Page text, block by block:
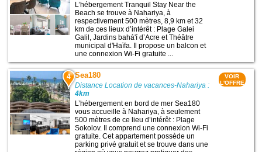
L’hébergement Tranquil Stay Near the
Beach se trouve à Nahariya, à
respectivement 500 mètres, 8,9 km et 32
km de ces lieux d’intérêt : Plage Galei
Galil, Jardins bahá'í d’Acre et Théâtre
municipal d'Haïfa. Il propose un balcon et
une connexion Wi-Fi gratuite ...
4 Sea180
Distance Location de vacances-Nahariya :
4km
L’hébergement en bord de mer Sea180
vous accueille à Nahariya, à seulement
500 mètres de ce lieu d’intérêt : Plage
Sokolov. Il comprend une connexion Wi-Fi
gratuite. Cet appartement possède un
parking privé gratuit et se trouve dans une
VOIR
L'OFFRE